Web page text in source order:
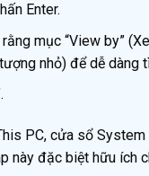
Enter.
mục “View by”
nhỏ) để dễ dàng
PC, cửa sổ
này đặc biệt hữu ích